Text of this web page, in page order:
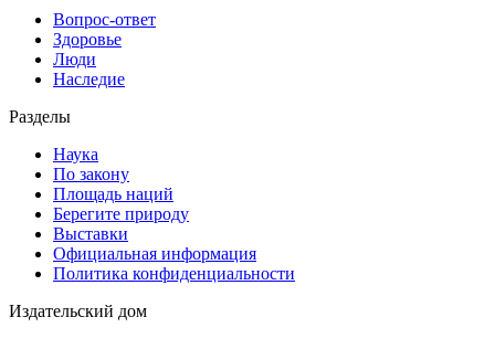
Вопрос-ответ
Здоровье
Люди
Наследие
Разделы
Наука
По закону
Площадь наций
Берегите природу
Выставки
Официальная информация
Политика конфиденциальности
Издательский дом